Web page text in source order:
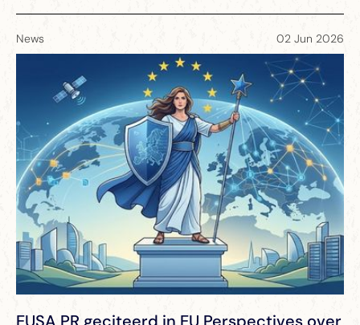
News 02 Jun 2026